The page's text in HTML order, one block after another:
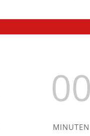
00
MINUTEN